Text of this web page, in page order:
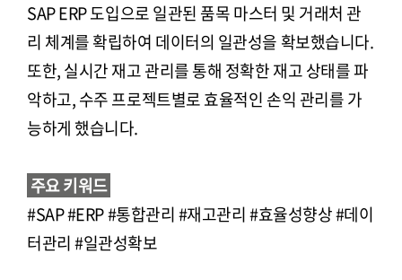
SAP ERP 도입으로 일관된 품목 마스터 및 거래처 관
리 체계를 확립하여 데이터의 일관성을 확보했습니다.
또한, 실시간 재고 관리를 통해 정확한 재고 상태를 파
악하고, 수주 프로젝트별로 효율적인 손익 관리를 가
능하게 했습니다.
주요 키워드
#SAP #ERP #통합관리 #재고관리 #효율성향상 #데이
터관리 #일관성확보